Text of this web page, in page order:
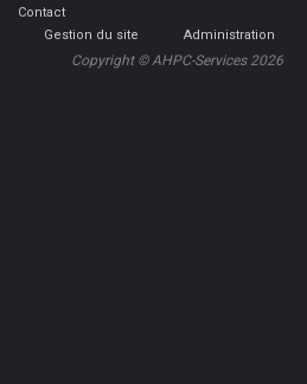
Contact
Gestion du site Administration
Copyright © AHPC-Services 2026